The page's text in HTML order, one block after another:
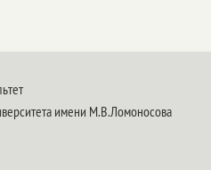
имени М.В.Ломоносова